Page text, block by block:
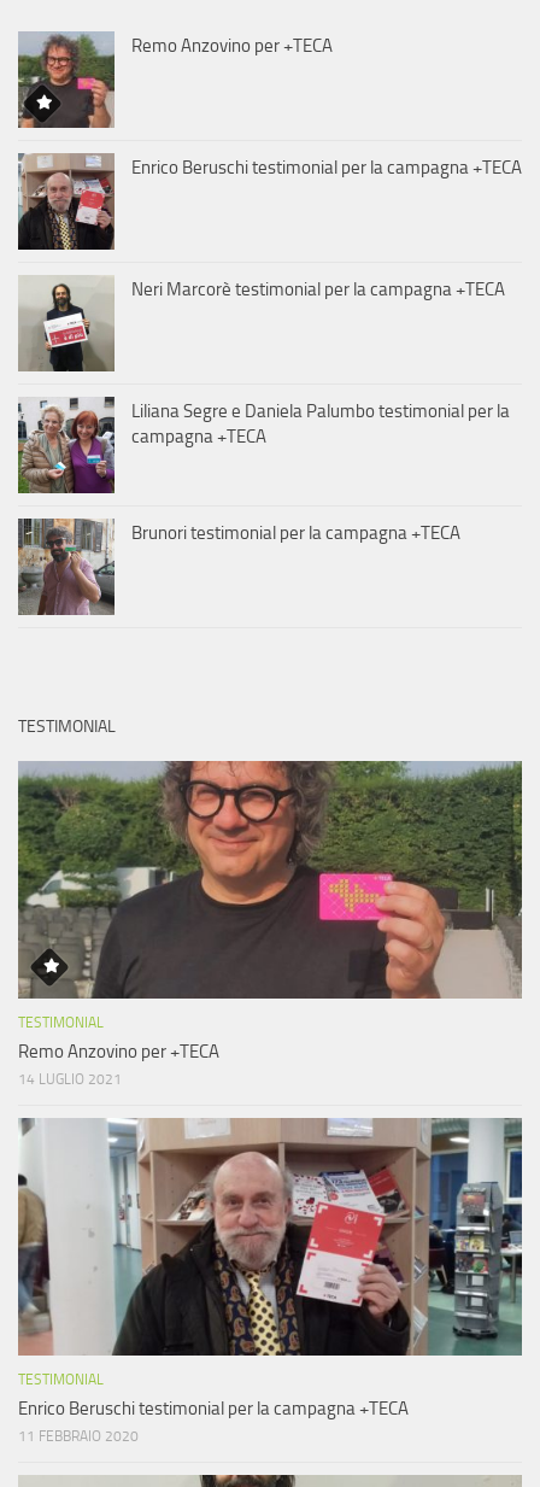
Remo Anzovino per +TECA
Enrico Beruschi testimonial per la campagna +TECA
Neri Marcorè testimonial per la campagna +TECA
Liliana Segre e Daniela Palumbo testimonial per la
campagna +TECA
Brunori testimonial per la campagna +TECA
TESTIMONIAL
TESTIMONIAL
Remo Anzovino per +TECA
14 LUGLIO 2021
TESTIMONIAL
Enrico Beruschi testimonial per la campagna +TECA
11 FEBBRAIO 2020